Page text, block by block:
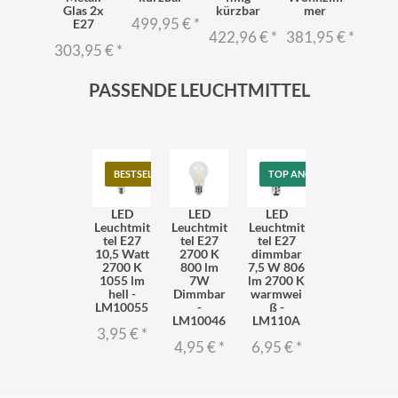
Glas 2x
E27
303,95 €*
499,95 €*
kürzbar
422,96 €*
mer
381,95 €*
PASSENDE LEUCHTMITTEL
BESTSELLER
LED
Leuchtmit
tel E27
10,5 Watt
2700 K
1055 lm
hell -
LM10055
3,95 €*
LED
Leuchtmit
tel E27
2700 K
800 lm
7W
Dimmbar
-
LM10046
4,95 €*
TOP ANGEBOT
LED
Leuchtmit
tel E27
dimmbar
7,5 W 806
lm 2700 K
warmwei
ß -
LM110A
6,95 €*